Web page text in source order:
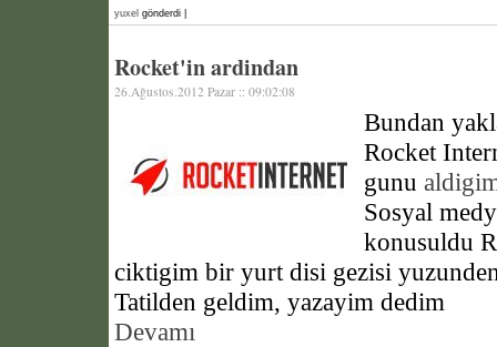
yuxel gönderdi |
Rocket'in ardindan
26.Ağustos.2012 Pazar :: 09:02:08
Bundan
Rocket
gunu
Sosyal
konusuldu
ciktigim bir yurt disi gezisi
Tatilden geldim, yazayim dedim
Devamı